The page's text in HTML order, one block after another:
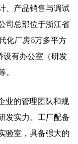
、产品销售与调试
司总部位于浙江省
化厂房6万多平方
设有办公室（研发
业的管理团队和规
发实力。工厂配备
验室，具备强大的